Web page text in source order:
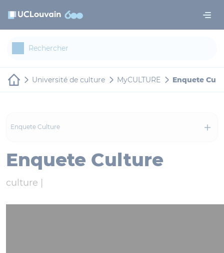
Université de culture MyCULTURE Enquete
Enquete Culture
Enquete Culture
culture |